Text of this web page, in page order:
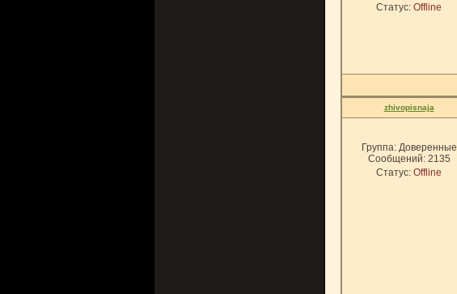
Статус: Offline
zhivopisnaja
Группа: Доверенные
Сообщений: 2135
Статус: Offline